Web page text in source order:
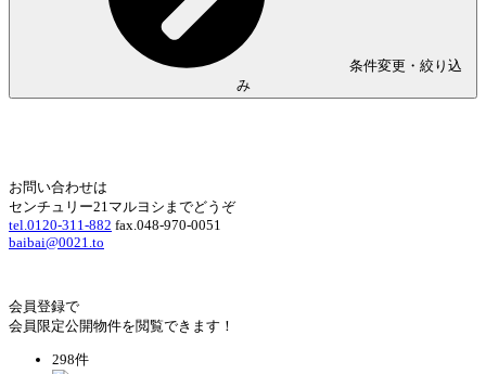
条件変更・絞り込
み
お問い合わせは
センチュリー21マルヨシまでどうぞ
tel.0120-311-882 fax.048-970-0051
baibai@0021.to
会員登録で
会員限定公開物件を閲覧できます！
298件